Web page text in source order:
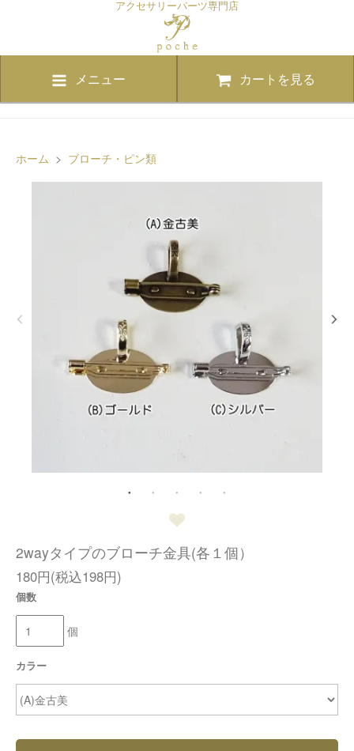
アクセサリーパーツ専門店
メニュー カートを見る
ホーム > ブローチ・ピン類
2wayタイプのブローチ金具(各１個）
180円(税込198円)
個数
個
カラー